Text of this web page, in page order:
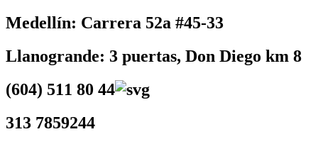
Medellín: Carrera 52a #45-33
Llanogrande: 3 puertas, Don Diego km 8
(604) 511 80 44
313 7859244